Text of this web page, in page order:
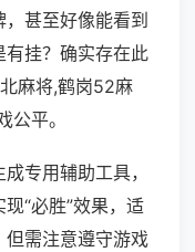
甚至好像能看到
挂？确实存在此
麻将,鹤岗52麻
平。
专用辅助工具，
“必胜”效果，适
但需注意遵守游戏